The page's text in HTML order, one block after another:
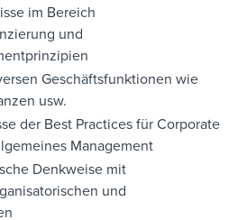
im Bereich
und
Geschäftsfunktionen wie
usw.
der Best Practices für Corporate
Management
Denkweise mit
und